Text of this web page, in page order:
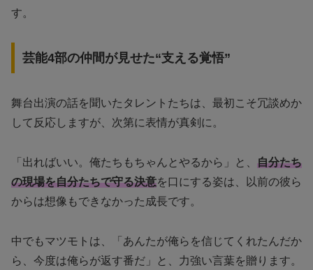
す。
芸能4部の仲間が見せた“支える覚悟”
舞台出演の話を聞いたタレントたちは、最初こそ冗談めか
して反応しますが、次第に表情が真剣に。
「出ればいい。俺たちもちゃんとやるから」と、 自分たち
の現場を自分たちで守る決意を口にする姿は、以前の彼ら
からは想像もできなかった成長です。
中でもマツモトは、「あんたが俺らを信じてくれたんだか
ら、今度は俺らが返す番だ」と、力強い言葉を贈ります。